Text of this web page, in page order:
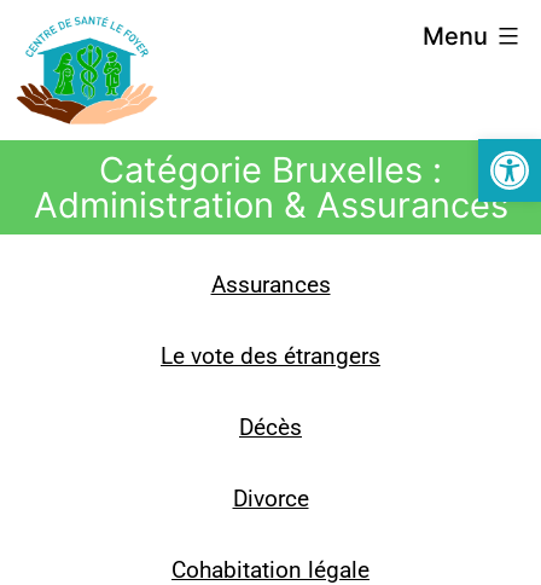
Ouvrir
Menu
Catégorie Bruxelles :
Administration & Assurances
Assurances
Le vote des étrangers
Décès
Divorce
Cohabitation légale